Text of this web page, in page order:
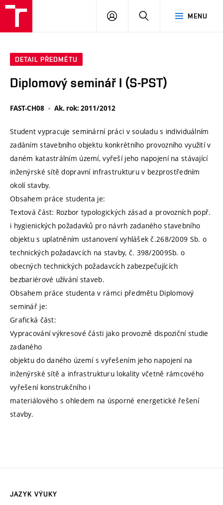
MENU
PŘIHLÁSIT
DETAIL PŘEDMĚTU
Diplomový seminář I (S-PST)
FAST-CH08 Ak. rok: 2011/2012
Student vypracuje seminární práci v souladu s individuálním
zadáním stavebního objektu konkrétního provozního využití v
daném katastrálním území, vyřeší jeho napojení na stávající
inženýrské sítě dopravní infrastrukturu v bezprostředním
okolí stavby.
Obsahem práce studenta je:
Textová část: Rozbor typologických zásad a provozních popř.
i hygienických požadavků pro návrh zadaného stavebního
objektu s uplatněním ustanovení vyhlášek č.268/2009 Sb. o
technických požadavcích na stavby, č. 398/2009Sb. o
obecných technických požadavcích zabezpečujících
bezbariérové užívání staveb.
Obsahem práce studenta v rámci předmětu Diplomový
seminář je:
Grafická část:
Vypracování výkresové části jako provozně dispoziční studie
zadaného
objektu do daného území s vyřešením jeho napojení na
inženýrské sítě a infrastrukturu lokality včetně rámcového
vyřešení konstrukčního i
materiálového s ohledem na úsporné energetické řešení
stavby.
JAZYK VÝUKY